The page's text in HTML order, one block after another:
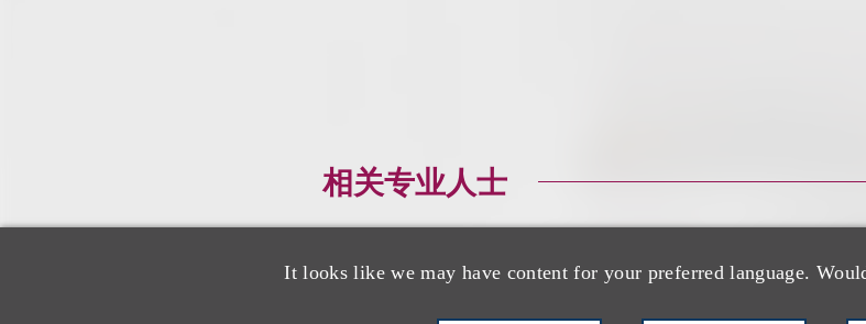
It looks like we may have content for your preferred language.
相关专业人士